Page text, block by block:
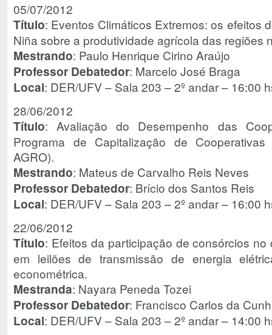
05/07/2012
Título: Eventos Climáticos Extremos: os efeitos
Niña sobre a produtividade agrícola das regiões
Mestrando: Paulo Henrique Cirino Araújo
Professor Debatedor: Marcelo José Braga
Local: DER/UFV – Sala 203 – 2º andar – 16:00
28/06/2012
Título: Avaliação do Desempenho das
Programa de Capitalização de Cooperativas
AGRO).
Mestrando: Mateus de Carvalho Reis Neves
Professor Debatedor: Brício dos Santos Reis
Local: DER/UFV – Sala 203 – 2º andar – 16:00
22/06/2012
Título: Efeitos da participação de consórcios
em leilões de transmissão de energia
econométrica.
Mestranda: Nayara Peneda Tozei
Professor Debatedor: Francisco Carlos da
Local: DER/UFV – Sala 203 – 2º andar – 14:00